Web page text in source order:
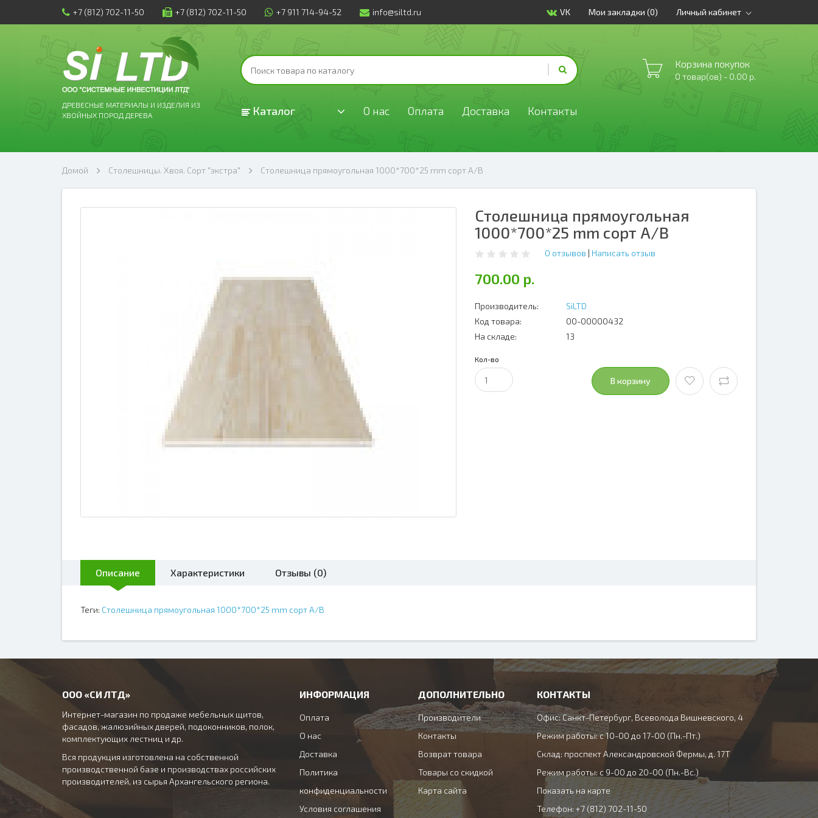
+7 (812) 702-11-50 +7 (812) 702-11-50 +7 911 714-94-52 info@siltd.ru VK Мои закладки (0) Личный кабинет
Корзина покупок
0 товар(ов) - 0.00 р.
ДРЕВЕСНЫЕ МАТЕРИАЛЫ И ИЗДЕЛИЯ ИЗ
ХВОЙНЫХ ПОРОД ДЕРЕВА
Каталог О нас Оплата Доставка Контакты
Домой Столешницы. Хвоя. Сорт "экстра" Столешница прямоугольная 1000*700*25 mm сорт А/В
Столешница прямоугольная
1000*700*25 mm сорт А/В
0 отзывов | Написать отзыв
700.00 р.
Производитель:
SiLTD
Код товара:
00-00000432
На складе:
13
Кол-во
В корзину
Описание Характеристики Отзывы (0)
Теги: Столешница прямоугольная 1000*700*25 mm сорт А/В
ООО «СИ ЛТД»
Интернет-магазин по продаже мебельных щитов,
фасадов, жалюзийных дверей, подоконников, полок,
комплектующих лестниц и др.
Вся продукция изготовлена на собственной
производственной базе и производствах российских
производителей, из сырья Архангельского региона.
ИНФОРМАЦИЯ
Оплата
О нас
Доставка
Политика
конфиденциальности
Условия соглашения
ДОПОЛНИТЕЛЬНО
Производители
Контакты
Возврат товара
Товары со скидкой
Карта сайта
КОНТАКТЫ
Офис: Санкт-Петербург, Всеволода Вишневского, 4
Режим работы: с 10-00 до 17-00 (Пн.-Пт.)
Склад: проспект Александровской Фермы, д. 17Т
Режим работы: с 9-00 до 20-00 (Пн.-Вс.)
Показать на карте
Телефон: +7 (812) 702-11-50